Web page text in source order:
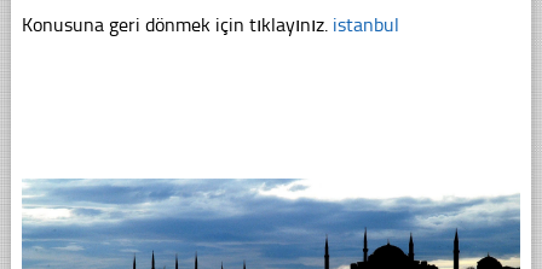
Konusuna geri dönmek için tıklayınız. istanbul